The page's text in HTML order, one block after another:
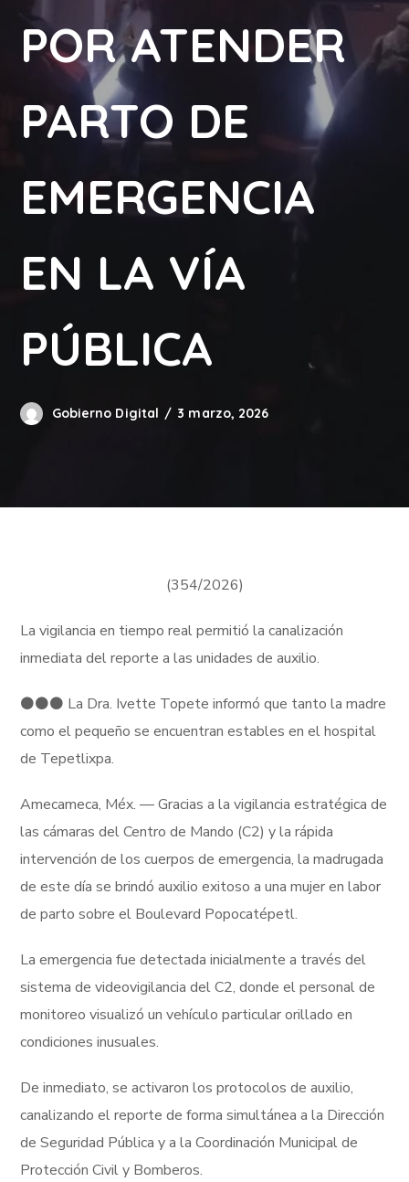
POR ATENDER
PARTO DE
EMERGENCIA
EN LA VÍA
PÚBLICA
Gobierno Digital 3 marzo, 2026
(354/2026)
La vigilancia en tiempo real permitió la canalización
inmediata del reporte a las unidades de auxilio.
⚫️⚫️⚫️ La Dra. Ivette Topete informó que tanto la madre
como el pequeño se encuentran estables en el hospital
de Tepetlixpa.
Amecameca, Méx. — Gracias a la vigilancia estratégica de
las cámaras del Centro de Mando (C2) y la rápida
intervención de los cuerpos de emergencia, la madrugada
de este día se brindó auxilio exitoso a una mujer en labor
de parto sobre el Boulevard Popocatépetl.
La emergencia fue detectada inicialmente a través del
sistema de videovigilancia del C2, donde el personal de
monitoreo visualizó un vehículo particular orillado en
condiciones inusuales.
De inmediato, se activaron los protocolos de auxilio,
canalizando el reporte de forma simultánea a la Dirección
de Seguridad Pública y a la Coordinación Municipal de
Protección Civil y Bomberos.